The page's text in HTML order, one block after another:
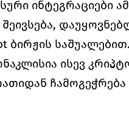
ინტეგრაციები
ბირჟის საშუალებით.
ისევ